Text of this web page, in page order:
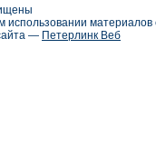
использовании
— Петерлинк Веб